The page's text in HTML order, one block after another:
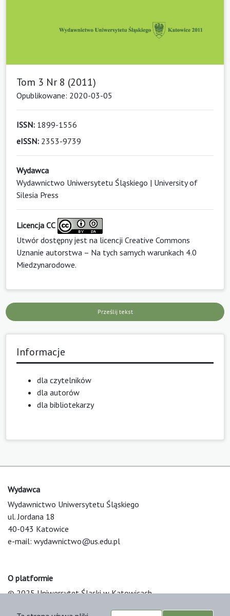
Tom 3 Nr 8 (2011)
Opublikowane: 2020-03-05
ISSN: 1899-1556
eISSN: 2353-9739
Wydawca
Wydawnictwo Uniwersytetu Śląskiego | University of
Silesia Press
Licencja CC
Utwór dostępny jest na licencji Creative Commons
Uznanie autorstwa – Na tych samych warunkach 4.0
Miedzynarodowe.
Prześlij tekst
Informacje
dla czytelników
dla autorów
dla bibliotekarzy
Wydawca
Wydawnictwo Uniwersytetu Śląskiego
ul. Jordana 18
40-043 Katowice
e-mail: wydawnictwo@us.edu.pl
O platformie
© 2025 Uniwersytet Śląski w Katowicach